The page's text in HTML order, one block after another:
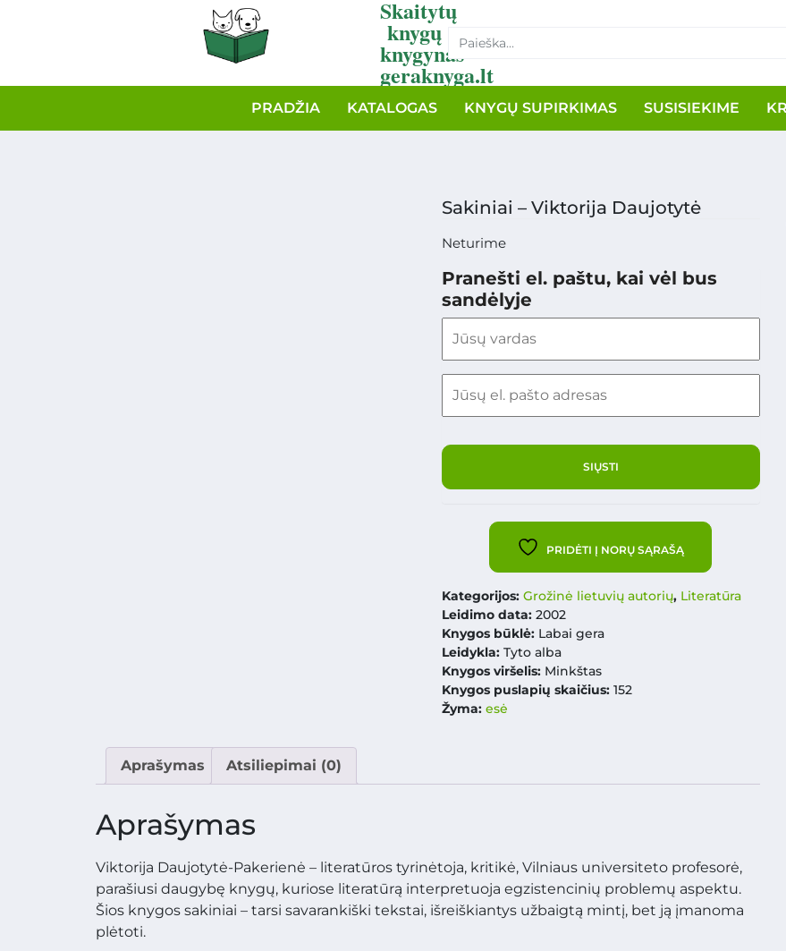
Skaitytų
knygų
knygynas
geraknyga.lt
PRADŽIA KATALOGAS KNYGŲ SUPIRKIMAS SUSISIEKIME
Sakiniai – Viktorija Daujotytė
Neturime
Pranešti el. paštu, kai vėl bus
sandėlyje
PRIDĖTI Į NORŲ SĄRAŠĄ
Kategorijos: Grožinė lietuvių autorių, Literatūra
Leidimo data:2002
Knygos būklė: Labai gera
Leidykla:Tyto alba
Knygos viršelis: Minkštas
Knygos puslapių skaičius: 152
Žyma: esė
Aprašymas Atsiliepimai (0)
Aprašymas
Viktorija Daujotytė-Pakerienė – literatūros tyrinėtoja, kritikė, Vilniaus universiteto profesorė,
parašiusi daugybę knygų, kuriose literatūrą interpretuoja egzistencinių problemų aspektu.
Šios knygos sakiniai – tarsi savarankiški tekstai, išreiškiantys užbaigtą mintį, bet ją įmanoma
plėtoti.